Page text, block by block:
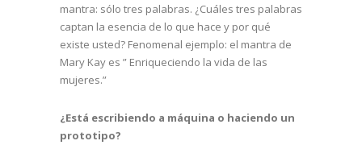
mantra: sólo tres palabras. ¿Cuáles tres palabras
captan la esencia de lo que hace y por qué
existe usted? Fenomenal ejemplo: el mantra de
Mary Kay es ” Enriqueciendo la vida de las
mujeres.”
¿Está escribiendo a máquina o haciendo un
prototipo?